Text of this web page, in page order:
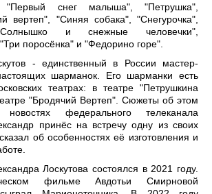
"Первый снег малыша", "Петрушка",
вертеп", "Синяя собака", "Снегурочка",
и снежные человечки",
поросёнка" и "Федорино горе".
- единственный в России мастер-
шарманок. Его шарманки есть
театрах: в театре "Петрушкина
"Бродячий Вертеп". Сюжеты об этом
федерального телеканала
принёс на встречу одну из своих
об особенностях её изготовления и
Лоскутова состоялся в 2021 году.
фильме Авдотьи Смирновой